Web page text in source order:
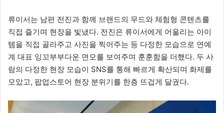
류이서는 남편 전진과 함께 브랜드의 무드와 체험형 콘텐츠를
직접 즐기며 현장을 빛냈다. 전진은 류이서에게 어울리는 아이
템을 직접 골라주고 사진을 찍어주는 등 다정한 모습으로 연예
계 대표 잉꼬부부다운 면모를 보여주며 훈훈함을 더했다. 두 사
람의 다정한 현장 모습이 SNS를 통해 빠르게 확산되며 화제를
모았고, 팝업스토어 현장 분위기를 한층 뜨겁게 달궜다.